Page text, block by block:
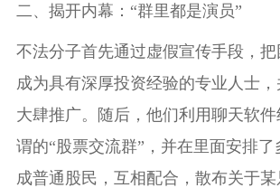
二、揭开内幕：“群里都是演员”
不法分子首先通过虚假宣传手段，
成为具有深厚投资经验的专业人士
大肆推广。随后，他们利用聊天软
谓的“股票交流群”，并在里面安排了
成普通股民，互相配合，散布关于